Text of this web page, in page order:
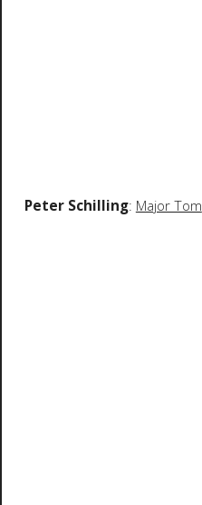
Peter Schilling: Major Tom